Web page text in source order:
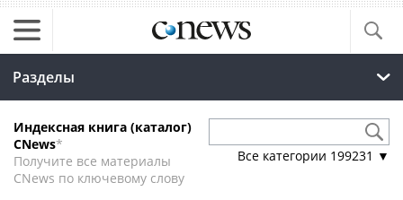
Разделы
Индексная книга (каталог)
CNews*
Получите все материалы
CNews по ключевому слову
Все категории 199231 ▼